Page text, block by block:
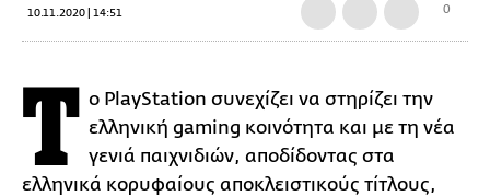
10.11.2020 | 14:51 0
Τ ο PlayStation συνεχίζει να στηρίζει την
ελληνική gaming κοινότητα και με τη νέα
γενιά παιχνιδιών, αποδίδοντας στα
ελληνικά κορυφαίους αποκλειστικούς τίτλους,